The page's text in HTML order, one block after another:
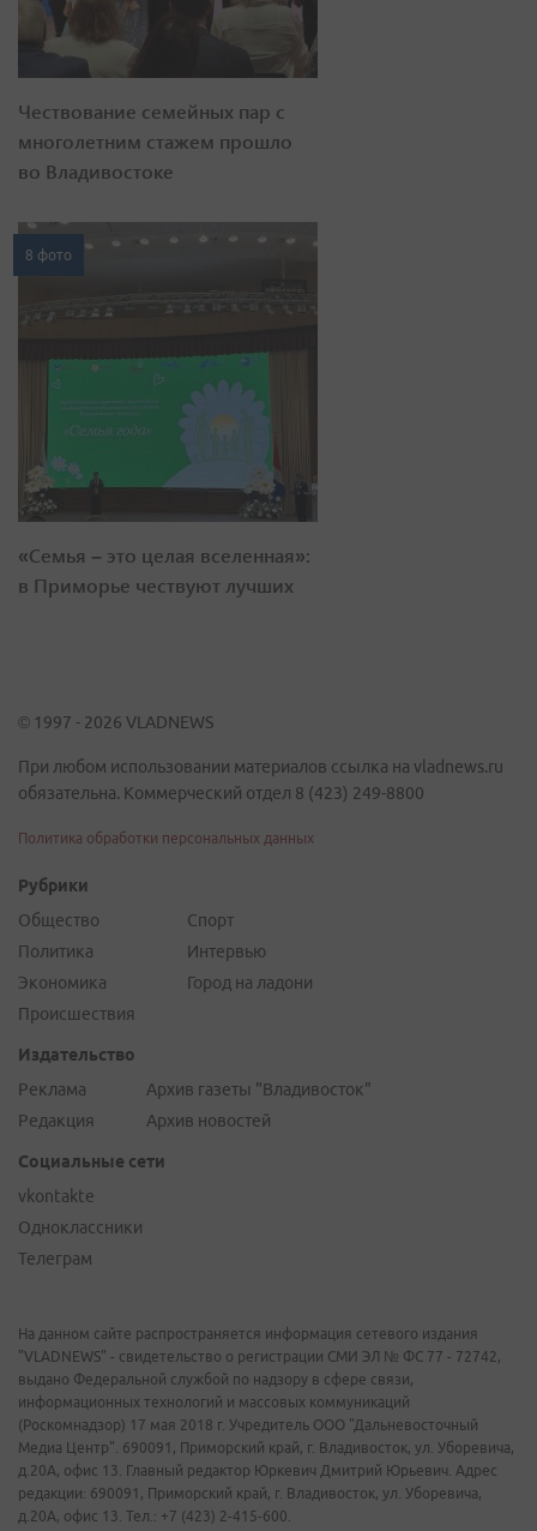
Чествование семейных пар с
многолетним стажем прошло
во Владивостоке
8 фото
«Семья – это целая вселенная»:
в Приморье чествуют лучших
© 1997 - 2026 VLADNEWS
При любом использовании материалов ссылка на vladnews.ru
обязательна. Коммерческий отдел 8 (423) 249-8800
Политика обработки персональных данных
Рубрики
Общество
Политика
Экономика
Происшествия
Спорт
Интервью
Город на ладони
Издательство
Реклама
Редакция
Архив газеты "Владивосток"
Архив новостей
Социальные сети
vkontakte
Одноклассники
Телеграм
На данном сайте распространяется информация сетевого издания
"VLADNEWS" - свидетельство о регистрации СМИ ЭЛ № ФС 77 - 72742,
выдано Федеральной службой по надзору в сфере связи,
информационных технологий и массовых коммуникаций
(Роскомнадзор) 17 мая 2018 г. Учредитель ООО "Дальневосточный
Медиа Центр". 690091, Приморский край, г. Владивосток, ул. Уборевича,
д.20А, офис 13. Главный редактор Юркевич Дмитрий Юрьевич. Адрес
редакции: 690091, Приморский край, г. Владивосток, ул. Уборевича,
д.20А, офис 13. Тел.: +7 (423) 2-415-600.